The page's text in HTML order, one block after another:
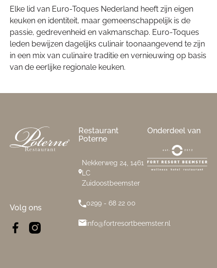
Elke lid van Euro-Toques Nederland heeft zijn eigen
keuken en identiteit, maar gemeenschappelijk is de
passie, gedrevenheid en vakmanschap. Euro-Toques
leden bewijzen dagelijks culinair toonaangevend te zijn
in een mix van culinaire traditie en vernieuwing op basis
van de eerlijke regionale keuken.
Volg ons
Restaurant
Poterne
Nekkerweg 24, 1461
LC
Zuidoostbeemster
0299 - 68 22 00
info@fortresortbeemster.nl
Onderdeel van